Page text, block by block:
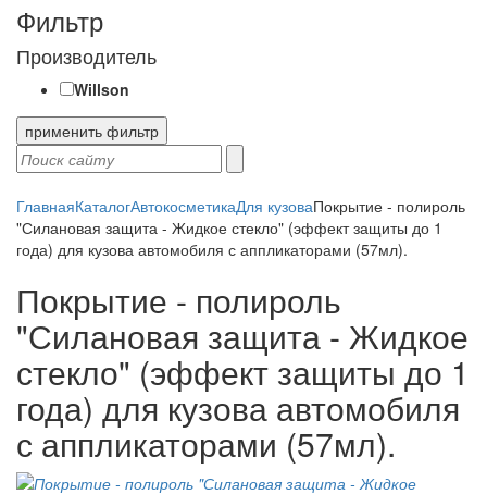
Фильтр
Производитель
Willson
применить фильтр
ГлавнаяКаталогАвтокосметикаДля кузоваПокрытие - полироль
"Силановая защита - Жидкое стекло" (эффект защиты до 1
года) для кузова автомобиля с аппликаторами (57мл).
Покрытие - полироль
"Силановая защита - Жидкое
стекло" (эффект защиты до 1
года) для кузова автомобиля
с аппликаторами (57мл).